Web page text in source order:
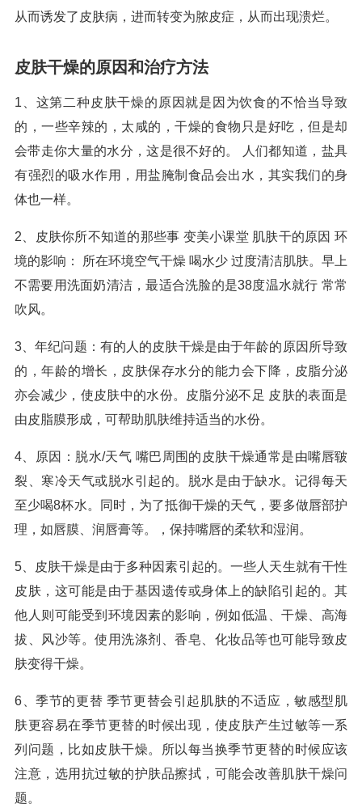
从而诱发了皮肤病，进而转变为脓皮症，从而出现溃烂。
皮肤干燥的原因和治疗方法
1、这第二种皮肤干燥的原因就是因为饮食的不恰当导致
的，一些辛辣的，太咸的，干燥的食物只是好吃，但是却
会带走你大量的水分，这是很不好的。 人们都知道，盐具
有强烈的吸水作用，用盐腌制食品会出水，其实我们的身
体也一样。
2、皮肤你所不知道的那些事 变美小课堂 肌肤干的原因 环
境的影响： 所在环境空气干燥 喝水少 过度清洁肌肤。早上
不需要用洗面奶清洁，最适合洗脸的是38度温水就行 常常
吹风。
3、年纪问题：有的人的皮肤干燥是由于年龄的原因所导致
的，年龄的增长，皮肤保存水分的能力会下降，皮脂分泌
亦会减少，使皮肤中的水份。皮脂分泌不足 皮肤的表面是
由皮脂膜形成，可帮助肌肤维持适当的水份。
4、原因：脱水/天气 嘴巴周围的皮肤干燥通常是由嘴唇皲
裂、寒冷天气或脱水引起的。脱水是由于缺水。记得每天
至少喝8杯水。同时，为了抵御干燥的天气，要多做唇部护
理，如唇膜、润唇膏等。，保持嘴唇的柔软和湿润。
5、皮肤干燥是由于多种因素引起的。一些人天生就有干性
皮肤，这可能是由于基因遗传或身体上的缺陷引起的。其
他人则可能受到环境因素的影响，例如低温、干燥、高海
拔、风沙等。使用洗涤剂、香皂、化妆品等也可能导致皮
肤变得干燥。
6、季节的更替 季节更替会引起肌肤的不适应，敏感型肌
肤更容易在季节更替的时候出现，使皮肤产生过敏等一系
列问题，比如皮肤干燥。所以每当换季节更替的时候应该
注意，选用抗过敏的护肤品擦拭，可能会改善肌肤干燥问
题。